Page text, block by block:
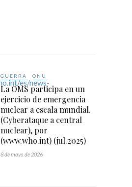
GUERRA ONU
La OMS participa en un
ejercicio de emergencia
nuclear a escala mundial.
(Cyberataque a central
nuclear), por
(www.who.int) (jul.2025)
8 de mayo de 2026